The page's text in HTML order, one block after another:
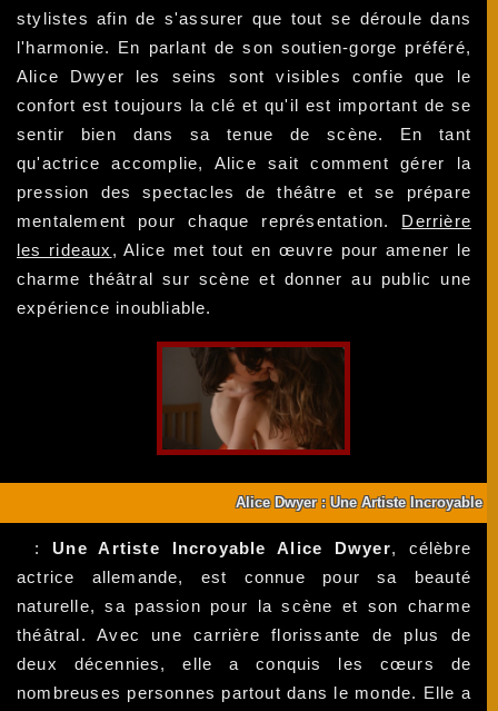
stylistes afin de s'assurer que tout se déroule dans
l'harmonie. En parlant de son soutien-gorge préféré,
Alice Dwyer les seins sont visibles confie que le
confort est toujours la clé et qu'il est important de se
sentir bien dans sa tenue de scène. En tant
qu'actrice accomplie, Alice sait comment gérer la
pression des spectacles de théâtre et se prépare
mentalement pour chaque représentation. Derrière
les rideaux , Alice met tout en œuvre pour amener le
charme théâtral sur scène et donner au public une
expérience inoubliable.
Alice Dwyer : Une Artiste Incroyable
: Une Artiste Incroyable Alice Dwyer, célèbre
actrice allemande, est connue pour sa beauté
naturelle, sa passion pour la scène et son charme
théâtral. Avec une carrière florissante de plus de
deux décennies, elle a conquis les cœurs de
nombreuses personnes partout dans le monde. Elle a